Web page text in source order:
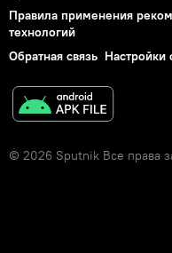
Правила применения
технологий
Обратная связь Настройки
© 2026 Sputnik Все права